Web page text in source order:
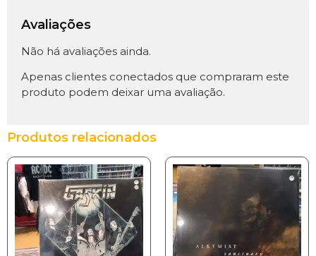
Avaliações
Não há avaliações ainda.
Apenas clientes conectados que compraram este
produto podem deixar uma avaliação.
Produtos relacionados